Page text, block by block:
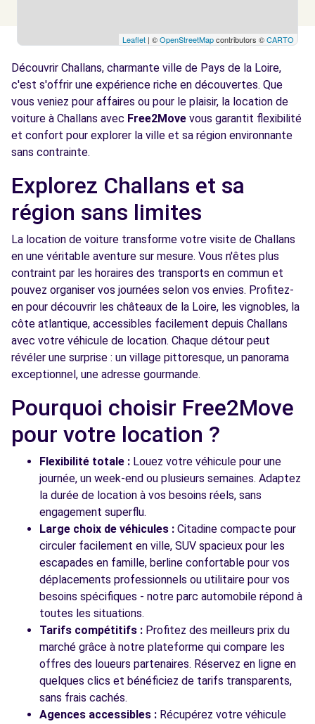
Leaflet | ©OpenStreetMapcontributors ©CARTO
Découvrir Challans, charmante ville de Pays de la Loire,
c'est s'offrir une expérience riche en découvertes. Que
vous veniez pour affaires ou pour le plaisir, la location de
voiture à Challans avec Free2Move vous garantit flexibilité
et confort pour explorer la ville et sa région environnante
sans contrainte.
Explorez Challans et sa
région sans limites
La location de voiture transforme votre visite de Challans
en une véritable aventure sur mesure. Vous n'êtes plus
contraint par les horaires des transports en commun et
pouvez organiser vos journées selon vos envies. Profitez-
en pour découvrir les châteaux de la Loire, les vignobles, la
côte atlantique, accessibles facilement depuis Challans
avec votre véhicule de location. Chaque détour peut
révéler une surprise : un village pittoresque, un panorama
exceptionnel, une adresse gourmande.
Pourquoi choisir Free2Move
pour votre location ?
Flexibilité totale : Louez votre véhicule pour une
journée, un week-end ou plusieurs semaines. Adaptez
la durée de location à vos besoins réels, sans
engagement superflu.
Large choix de véhicules : Citadine compacte pour
circuler facilement en ville, SUV spacieux pour les
escapades en famille, berline confortable pour vos
déplacements professionnels ou utilitaire pour vos
besoins spécifiques - notre parc automobile répond à
toutes les situations.
Tarifs compétitifs : Profitez des meilleurs prix du
marché grâce à notre plateforme qui compare les
offres des loueurs partenaires. Réservez en ligne en
quelques clics et bénéficiez de tarifs transparents,
sans frais cachés.
Agences accessibles : Récupérez votre véhicule